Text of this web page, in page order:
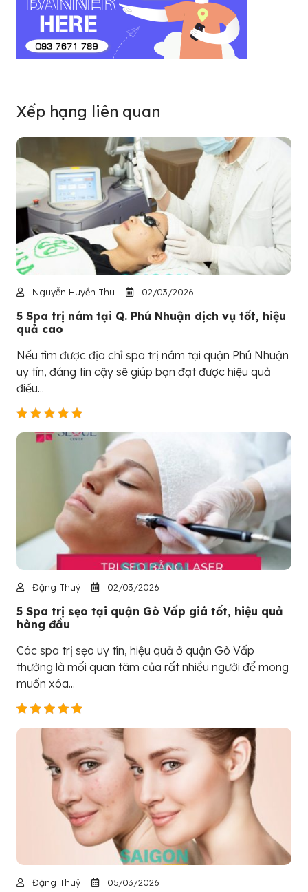
Xếp hạng liên quan
Nguyễn Huyền Thu 02/03/2026
5 Spa trị nám tại Q. Phú Nhuận dịch vụ tốt, hiệu
quả cao
Nếu tìm được địa chỉ spa trị nám tại quận Phú Nhuận
uy tín, đáng tin cậy sẽ giúp bạn đạt được hiệu quả
điều...
Đặng Thuỷ 02/03/2026
5 Spa trị sẹo tại quận Gò Vấp giá tốt, hiệu quả
hàng đầu
Các spa trị sẹo uy tín, hiệu quả ở quận Gò Vấp
thường là mối quan tâm của rất nhiều người để mong
muốn xóa...
Đặng Thuỷ 05/03/2026